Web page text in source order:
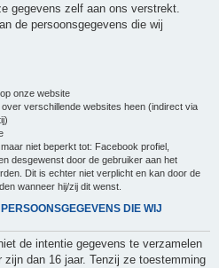
gegevens zelf aan ons verstrekt.
de persoonsgegevens die wij
onze website
verschillende websites heen (indirect via
niet beperkt tot: Facebook profiel,
desgewenst door de gebruiker aan het
Dit is echter niet verplicht en kan door de
wanneer hij/zij dit wenst.
DIE WIJ
de intentie gegevens te verzamelen
dan 16 jaar. Tenzij ze toestemming